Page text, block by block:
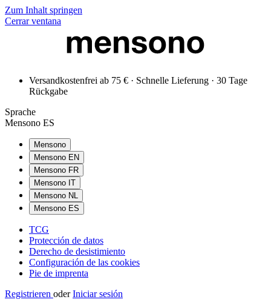
Zum Inhalt springen
Cerrar ventana
Versandkostenfrei ab 75 € · Schnelle Lieferung · 30 Tage
Rückgabe
Sprache
Mensono ES
Mensono
Mensono EN
Mensono FR
Mensono IT
Mensono NL
Mensono ES
TCG
Protección de datos
Derecho de desistimiento
Configuración de las cookies
Pie de imprenta
Registrieren oder Iniciar sesión